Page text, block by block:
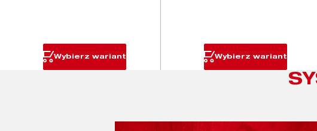
Wybierz wariant Wybierz wariant